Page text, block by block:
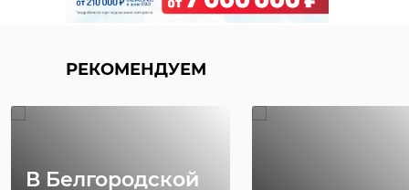
РЕКОМЕНДУЕМ
В Белгородской